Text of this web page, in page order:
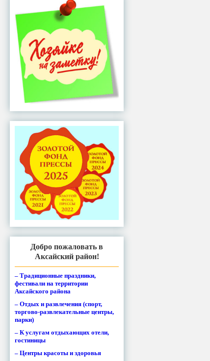
Добро пожаловать в
Аксайский район!
– Традиционные праздники,
фестивали на территории
Аксайского района
– Отдых и развлечения (спорт,
торгово-развлекательные центры,
парки)
– К услугам отдыхающих отели,
гостиницы
– Центры красоты и здоровья